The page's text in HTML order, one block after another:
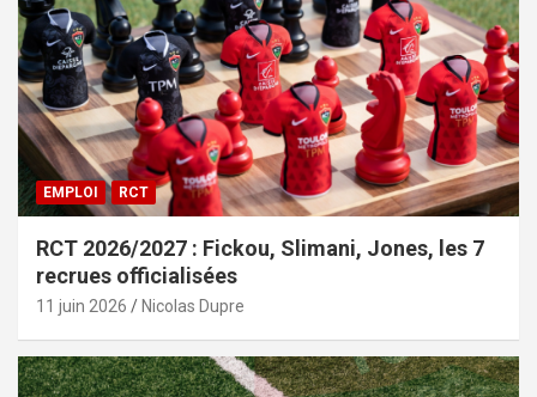
EMPLOI RCT
RCT 2026/2027 : Fickou, Slimani, Jones, les 7
recrues officialisées
11 juin 2026 Nicolas Dupre